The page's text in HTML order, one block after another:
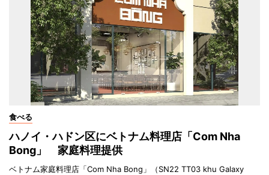
食べる
ハノイ・ハドン区にベトナム料理店「Com Nha
Bong」 家庭料理提供
ベトナム家庭料理店「Com Nha Bong」（SN22 TT03 khu Galaxy